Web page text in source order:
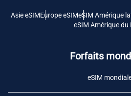
Asie eSIMEurope eSIMeSIM Amérique
eSIM Amérique du
Forfaits
eSIM